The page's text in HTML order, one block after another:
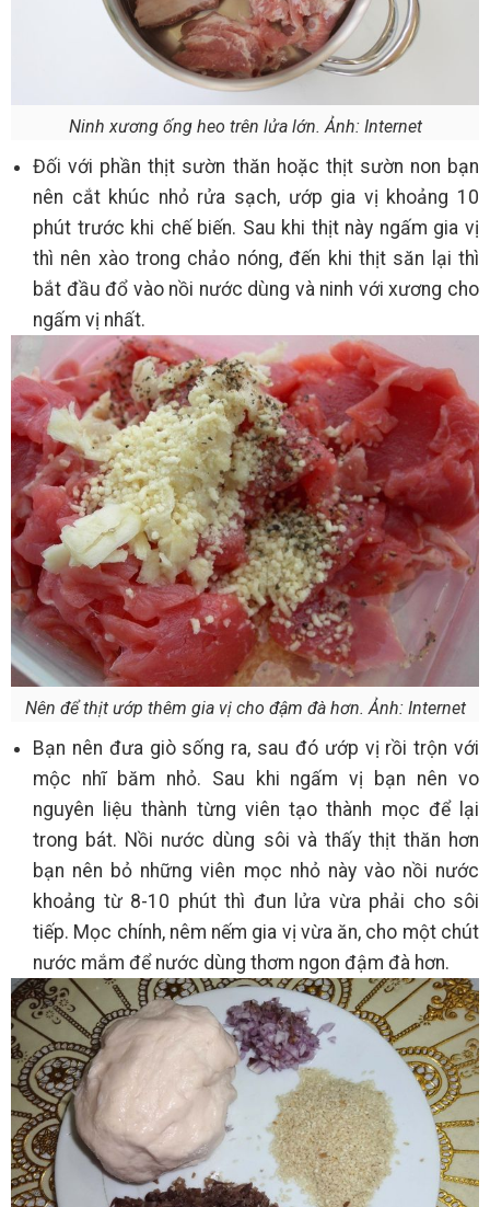
Ninh xương ống heo trên lửa lớn. Ảnh: Internet
Đối với phần thịt sườn thăn hoặc thịt sườn non bạn
nên cắt khúc nhỏ rửa sạch, ướp gia vị khoảng 10
phút trước khi chế biến. Sau khi thịt này ngấm gia vị
thì nên xào trong chảo nóng, đến khi thịt săn lại thì
bắt đầu đổ vào nồi nước dùng và ninh với xương cho
ngấm vị nhất.
Nên để thịt ướp thêm gia vị cho đậm đà hơn. Ảnh: Internet
Bạn nên đưa giò sống ra, sau đó ướp vị rồi trộn với
mộc nhĩ băm nhỏ. Sau khi ngấm vị bạn nên vo
nguyên liệu thành từng viên tạo thành mọc để lại
trong bát. Nồi nước dùng sôi và thấy thịt thăn hơn
bạn nên bỏ những viên mọc nhỏ này vào nồi nước
khoảng từ 8-10 phút thì đun lửa vừa phải cho sôi
tiếp. Mọc chính, nêm nếm gia vị vừa ăn, cho một chút
nước mắm để nước dùng thơm ngon đậm đà hơn.